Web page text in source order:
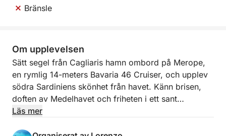
Bränsle
Om upplevelsen
Sätt segel från Cagliaris hamn ombord på Merope,
en rymlig 14-meters Bavaria 46 Cruiser, och upplev
södra Sardiniens skönhet från havet. Känn brisen,
doften av Medelhavet och friheten i ett sant
seglingsäventyr över Angelbukten.
Läs mer